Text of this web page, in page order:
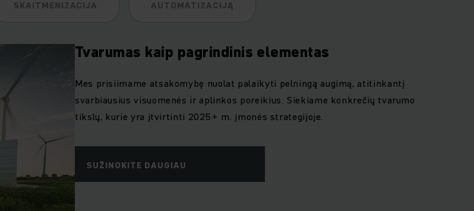
SKAITMENIZACIJA AUTOMATIZACIJĄ
Tvarumas kaip pagrindinis elementas
Mes prisiimame atsakomybę nuolat palaikyti pelningą augimą, atitinkantį
svarbiausius visuomenės ir aplinkos poreikius. Siekiame konkrečių tvarumo
tikslų, kurie yra įtvirtinti 2025+ m. įmonės strategijoje.
SUŽINOKITE DAUGIAU